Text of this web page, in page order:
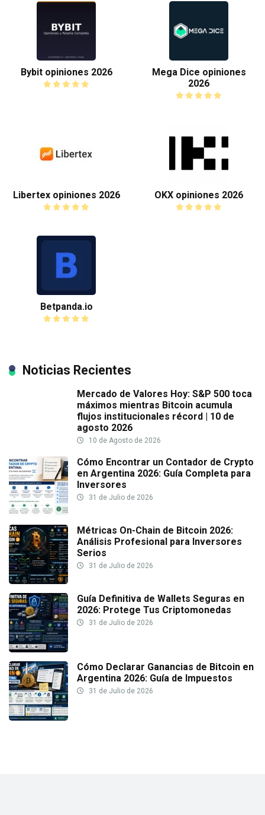
Bybit opiniones 2026
Mega Dice opiniones
2026
Libertex opiniones 2026 OKX opiniones 2026
Betpanda.io
Noticias Recientes
Mercado de Valores Hoy: S&P 500 toca
máximos mientras Bitcoin acumula
flujos institucionales récord | 10 de
agosto 2026
10 de Agosto de 2026
Cómo Encontrar un Contador de Crypto
en Argentina 2026: Guía Completa para
Inversores
31 de Julio de 2026
Métricas On-Chain de Bitcoin 2026:
Análisis Profesional para Inversores
Serios
31 de Julio de 2026
Guía Definitiva de Wallets Seguras en
2026: Protege Tus Criptomonedas
31 de Julio de 2026
Cómo Declarar Ganancias de Bitcoin en
Argentina 2026: Guía de Impuestos
31 de Julio de 2026